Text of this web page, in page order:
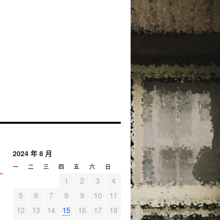
2024 年 8 月
一 二 三 四 五 六 日
1 2 3
4
5
6 7 8 9 10
11
12
13 14 15 16 17
18